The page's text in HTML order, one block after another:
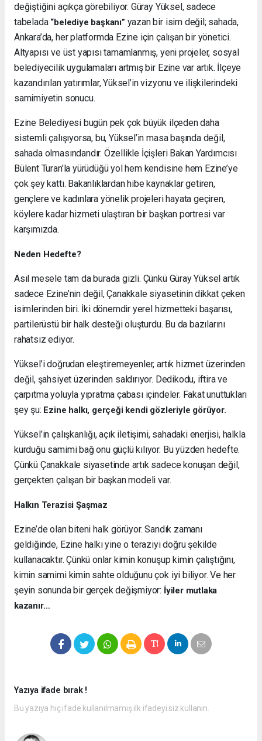
değiştiğini açıkça görebiliyor. Güray Yüksel, sadece
tabelada “belediye başkanı” yazan bir isim değil; sahada,
Ankara’da, her platformda Ezine için çalışan bir yönetici.
Altyapısı ve üst yapısı tamamlanmış, yeni projeler, sosyal
belediyecilik uygulamaları artmış bir Ezine var artık. İlçeye
kazandırılan yatırımlar, Yüksel’in vizyonu ve ilişkilerindeki
samimiyetin sonucu.
Ezine Belediyesi bugün pek çok büyük ilçeden daha
sistemli çalışıyorsa, bu, Yüksel’in masa başında değil,
sahada olmasındandır. Özellikle İçişleri Bakan Yardımcısı
Bülent Turan’la yürüdüğü yol hem kendisine hem Ezine’ye
çok şey kattı. Bakanlıklardan hibe kaynaklar getiren,
gençlere ve kadınlara yönelik projeleri hayata geçiren,
köylere kadar hizmeti ulaştıran bir başkan portresi var
karşımızda.
Neden Hedefte?
Asıl mesele tam da burada gizli. Çünkü Güray Yüksel artık
sadece Ezine’nin değil, Çanakkale siyasetinin dikkat çeken
isimlerinden biri. İki dönemdir yerel hizmetteki başarısı,
partilerüstü bir halk desteği oluşturdu. Bu da bazılarını
rahatsız ediyor.
Yüksel’i doğrudan eleştiremeyenler, artık hizmet üzerinden
değil, şahsiyet üzerinden saldırıyor. Dedikodu, iftira ve
çarpıtma yoluyla yıpratma çabası içindeler. Fakat unuttukları
şey şu: Ezine halkı, gerçeği kendi gözleriyle görüyor.
Yüksel’in çalışkanlığı, açık iletişimi, sahadaki enerjisi, halkla
kurduğu samimi bağ onu güçlü kılıyor. Bu yüzden hedefte.
Çünkü Çanakkale siyasetinde artık sadece konuşan değil,
gerçekten çalışan bir başkan modeli var.
Halkın Terazisi Şaşmaz
Ezine’de olan biteni halk görüyor. Sandık zamanı
geldiğinde, Ezine halkı yine o teraziyi doğru şekilde
kullanacaktır. Çünkü onlar kimin konuşup kimin çalıştığını,
kimin samimi kimin sahte olduğunu çok iyi biliyor. Ve her
şeyin sonunda bir gerçek değişmiyor: İyiler mutlaka
kazanır…
Yazıya ifade bırak !
Bu yazıya hiç ifade kullanılmamış ilk ifadeyi siz kullanın.